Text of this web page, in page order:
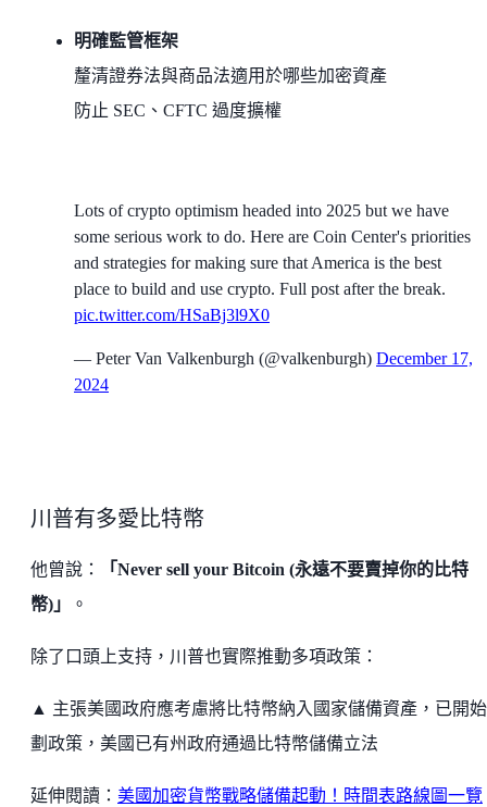
明確監管框架
釐清證券法與商品法適用於哪些加密資產
防止 SEC、CFTC 過度擴權
Lots of crypto optimism headed into 2025 but we have
some serious work to do. Here are Coin Center's priorities
and strategies for making sure that America is the best
place to build and use crypto. Full post after the break.
pic.twitter.com/HSaBj3l9X0
— Peter Van Valkenburgh (@valkenburgh) December 17,
2024
川普有多愛比特幣
他曾說：
「Never sell your Bitcoin (永遠不要賣掉你的比特
幣)」
。
除了口頭上支持，川普也實際推動多項政策：
▲ 主張美國政府應考慮將比特幣納入國家儲備資產，已開
劃政策，美國已有州政府通過比特幣儲備立法
延伸閱讀： 美國加密貨幣戰略儲備起動！時間表路線圖一覽